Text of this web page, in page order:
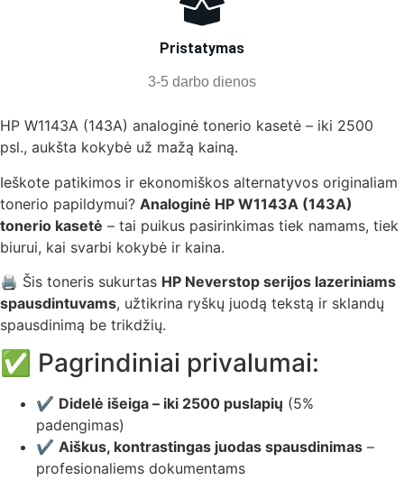
Pristatymas
3-5 darbo dienos
HP W1143A (143A) analoginė tonerio kasetė – iki 2500
psl., aukšta kokybė už mažą kainą.
Ieškote patikimos ir ekonomiškos alternatyvos originaliam
tonerio papildymui? Analoginė HP W1143A (143A)
tonerio kasetė – tai puikus pasirinkimas tiek namams, tiek
biurui, kai svarbi kokybė ir kaina.
🖨️ Šis toneris sukurtas HP Neverstop serijos lazeriniams
spausdintuvams, užtikrina ryškų juodą tekstą ir sklandų
spausdinimą be trikdžių.
✅ Pagrindiniai privalumai:
✔️ Didelė išeiga – iki 2500 puslapių (5%
padengimas)
✔️ Aiškus, kontrastingas juodas spausdinimas –
profesionaliems dokumentams